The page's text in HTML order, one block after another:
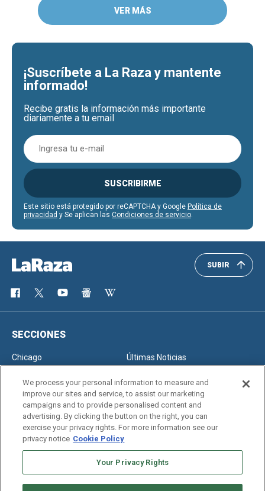
VER MÁS
¡Suscríbete a La Raza y mantente
informado!
Recibe gratis la información más importante
diariamente a tu email
SUSCRIBIRME
Este sitio está protegido por reCAPTCHA y Google Política de
privacidad y Se aplican las Condiciones de servicio.
SUBIR
SECCIONES
Chicago
Últimas Noticias
SERVICIOS
Newsletter
Edición Impresa
We process your personal information to measure and
improve our sites and service, to assist our marketing
campaigns and to provide personalised content and
advertising. By clicking the button on the right, you can
exercise your privacy rights. For more information see our
privacy notice Cookie Policy
Your Privacy Rights